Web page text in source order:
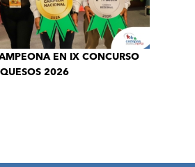
EN IX CONCURSO
2026